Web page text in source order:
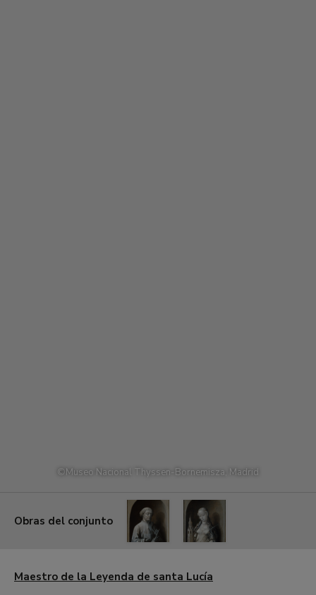
©Museo Nacional Thyssen-Bornemisza, Madrid
Obras del conjunto
DE
DE
Maestro de la Leyenda de santa Lucía